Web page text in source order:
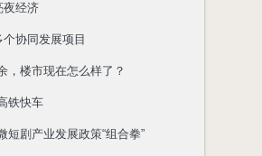
夜经济
协同发展项目
，楼市现在怎么样了？
铁快车
短剧产业发展政策“组合拳”